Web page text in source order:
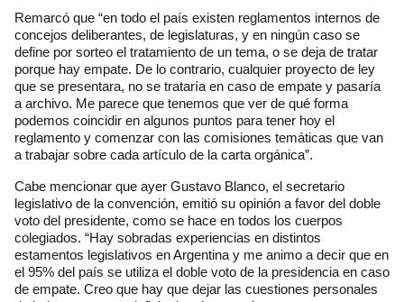
Remarcó que “en todo el país existen reglamentos internos de
concejos deliberantes, de legislaturas, y en ningún caso se
define por sorteo el tratamiento de un tema, o se deja de tratar
porque hay empate. De lo contrario, cualquier proyecto de ley
que se presentara, no se trataría en caso de empate y pasaría
a archivo. Me parece que tenemos que ver de qué forma
podemos coincidir en algunos puntos para tener hoy el
reglamento y comenzar con las comisiones temáticas que van
a trabajar sobre cada artículo de la carta orgánica”.
Cabe mencionar que ayer Gustavo Blanco, el secretario
legislativo de la convención, emitió su opinión a favor del doble
voto del presidente, como se hace en todos los cuerpos
colegiados. “Hay sobradas experiencias en distintos
estamentos legislativos en Argentina y me animo a decir que en
el 95% del país se utiliza el doble voto de la presidencia en caso
de empate. Creo que hay que dejar las cuestiones personales